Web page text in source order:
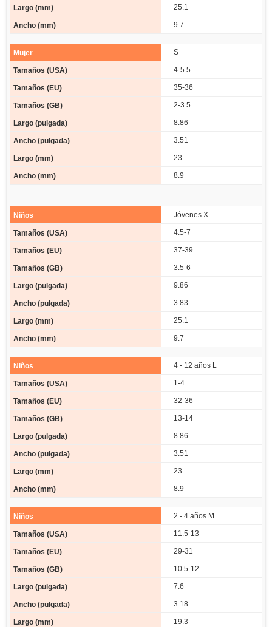
25.1
9.7
S
4-5.5
35-36
2-3.5
8.86
3.51
23
8.9
Jóvenes X
4.5-7
37-39
3.5-6
9.86
3.83
25.1
9.7
4 - 12 años L
1-4
32-36
13-14
8.86
3.51
23
8.9
2 - 4 años M
11.5-13
29-31
10.5-12
7.6
3.18
19.3